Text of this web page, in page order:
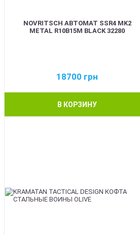
NOVRITSCH АВТОМАТ SSR4 MK2
METAL R10B15M BLACK 32280
18700 грн
В КОРЗИНУ